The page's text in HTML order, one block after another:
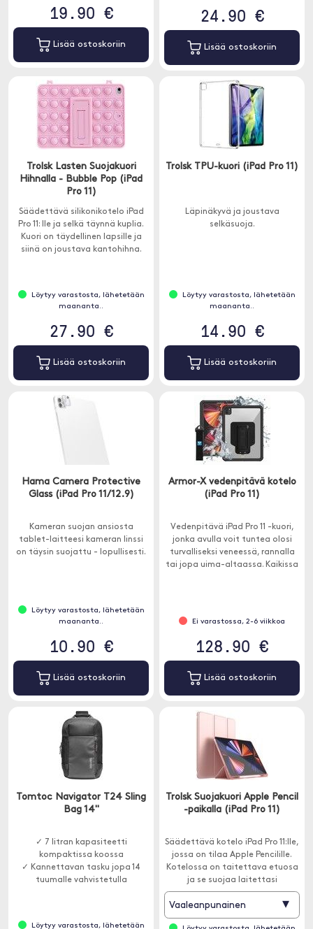
19.90 €
Lisää ostoskoriin
24.90 €
Lisää ostoskoriin
Trolsk Lasten Suojakuori
Hihnalla - Bubble Pop (iPad
Pro 11)
Säädettävä silikonikotelo iPad
Pro 11: lle ja selkä täynnä kuplia.
Kuori on täydellinen lapsille ja
siinä on joustava kantohihna.
Löytyy varastosta, lähetetään
maananta..
27.90 €
Lisää ostoskoriin
Trolsk TPU-kuori (iPad Pro 11)
Läpinäkyvä ja joustava
selkäsuoja.
Löytyy varastosta, lähetetään
maananta..
14.90 €
Lisää ostoskoriin
Hama Camera Protective
Glass (iPad Pro 11/12.9)
Kameran suojan ansiosta
tablet-laitteesi kameran linssi
on täysin suojattu - lopullisesti.
Löytyy varastosta, lähetetään
maananta..
10.90 €
Lisää ostoskoriin
Armor-X vedenpitävä kotelo
(iPad Pro 11)
Vedenpitävä iPad Pro 11 -kuori,
jonka avulla voit tuntea olosi
turvalliseksi veneessä, rannalla
tai jopa uima-altaassa. Kaikissa
Ei varastossa, 2-6 viikkoa
128.90 €
Lisää ostoskoriin
Tomtoc Navigator T24 Sling
Bag 14"
✓ 7 litran kapasiteetti
kompaktissa koossa
✓ Kannettavan tasku jopa 14
tuumalle vahvistetulla
Löytyy varastosta, lähetetään
Trolsk Suojakuori Apple Pencil
-paikalla (iPad Pro 11)
Säädettävä kotelo iPad Pro 11:lle,
jossa on tilaa Apple Pencilille.
Kotelossa on taitettava etuosa
ja se suojaa laitettasi
naarmuilta ja lialta.
Vaaleanpunainen ▾